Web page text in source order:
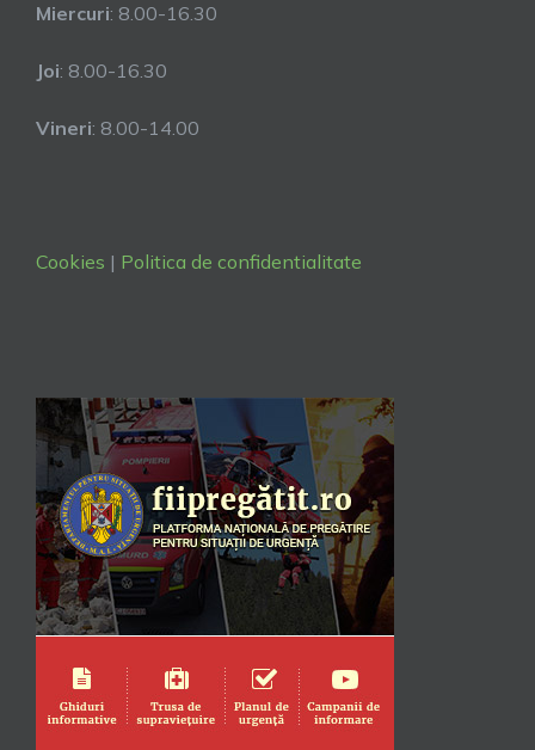
Miercuri: 8.00-16.30
Joi: 8.00-16.30
Vineri: 8.00-14.00
Cookies | Politica de confidentialitate